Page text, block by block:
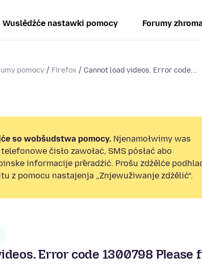
Wuslědźće nastawki pomocy Forumy
pomocy Firefox Cannot load videos. Error code...
so wobšudstwa pomocy. Njenamołwimy was
čisło zawołać, SMS pósłać abo
informacije přeradźić. Prošu zdźělće
z pomocu nastajenja „Znjewužiwanje zdźělić“.
Error code 1300798 Please